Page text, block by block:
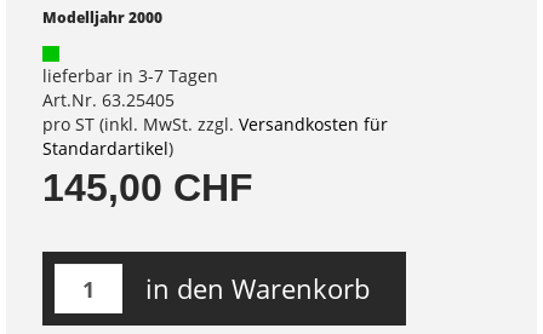
Modelljahr 2000
lieferbar in 3-7 Tagen
Art.Nr. 63.25405
pro ST (inkl. MwSt. zzgl. Versandkosten für
Standardartikel)
145,00 CHF
in den Warenkorb